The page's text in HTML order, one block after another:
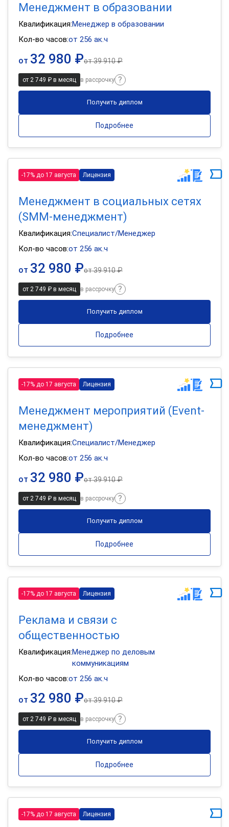
Менеджмент в образовании
Квалификация:Менеджер в образовании
Кол-во часов:от 256 ак.ч
от 32 980 ₽от39 910 ₽
от 2 749 ₽ в месяц в рассрочку
Получить диплом
Подробнее
-17% до 17 августа Лицензия
Менеджмент в социальных сетях
(SMM-менеджмент)
Квалификация:Специалист/Менеджер
Кол-во часов:от 256 ак.ч
от 32 980 ₽от39 910 ₽
от 2 749 ₽ в месяц в рассрочку
Получить диплом
Подробнее
-17% до 17 августа Лицензия
Менеджмент мероприятий (Event-
менеджмент)
Квалификация:Специалист/Менеджер
Кол-во часов:от 256 ак.ч
от 32 980 ₽от39 910 ₽
от 2 749 ₽ в месяц в рассрочку
Получить диплом
Подробнее
-17% до 17 августа Лицензия
Реклама и связи с
общественностью
Квалификация:Менеджер по деловым
коммуникациям
Кол-во часов:от 256 ак.ч
от 32 980 ₽от39 910 ₽
от 2 749 ₽ в месяц в рассрочку
Получить диплом
Подробнее
-17% до 17 августа Лицензия